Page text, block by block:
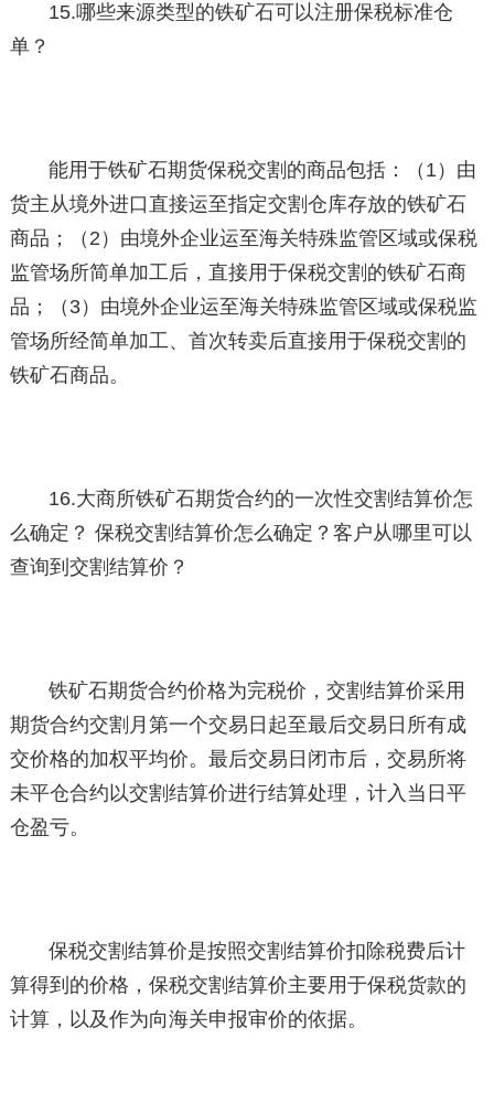
15.哪些来源类型的铁矿石可以注册保税标准仓
单？
能用于铁矿石期货保税交割的商品包括：（1）由
货主从境外进口直接运至指定交割仓库存放的铁矿石
商品；（2）由境外企业运至海关特殊监管区域或保税
监管场所简单加工后，直接用于保税交割的铁矿石商
品；（3）由境外企业运至海关特殊监管区域或保税监
管场所经简单加工、首次转卖后直接用于保税交割的
铁矿石商品。
16.大商所铁矿石期货合约的一次性交割结算价怎
么确定？ 保税交割结算价怎么确定？客户从哪里可以
查询到交割结算价？
铁矿石期货合约价格为完税价，交割结算价采用
期货合约交割月第一个交易日起至最后交易日所有成
交价格的加权平均价。最后交易日闭市后，交易所将
未平仓合约以交割结算价进行结算处理，计入当日平
仓盈亏。
保税交割结算价是按照交割结算价扣除税费后计
算得到的价格，保税交割结算价主要用于保税货款的
计算，以及作为向海关申报审价的依据。